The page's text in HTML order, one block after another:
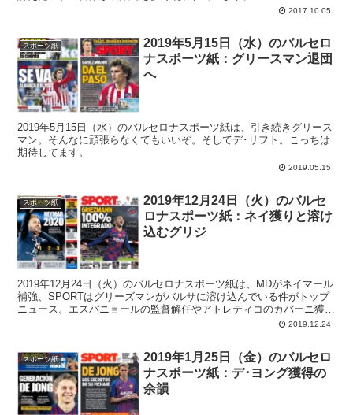
2017.10.05
スポーツ紙
2019年5月15日（水）のバルセロ
ナスポーツ紙：グリースマン退団
へ
2019年5月15日（水）のバルセロナスポーツ紙は、引き続きグリース
マン。そんなに頑張らなくてもいいぞ。そしてデ･リフト。こっちは
期待してます。
2019.05.15
スポーツ紙
2019年12月24日（火）のバルセ
ロナスポーツ紙：ネイ獲りと溶け
込むグリジ
2019年12月24日（火）のバルセロナスポーツ紙は、MDがネイマール
補強、SPORTはグリーズマンがバルサに溶け込んでいる件がトップ
ニュース。エスパニョールの監督解任やアトレティコのカバーニ獲り
2019.12.24
スポーツ紙
2019年1月25日（金）のバルセロ
ナスポーツ紙：デ･ヨング獲得の
余韻